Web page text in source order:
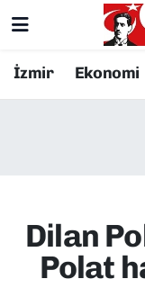
İzmir Ekonomi
Dilan
Polat
Resmi İlanlar
EKONOMİ
Konak
Süper Lig
Tüm